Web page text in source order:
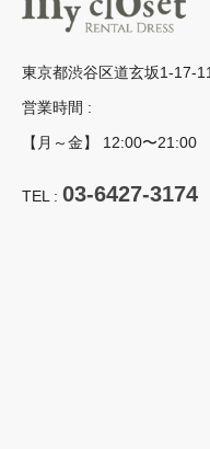
東京都渋谷区道玄坂1-17-
営業時間 :
【月～金】 12:00〜21:00
TEL : 03-6427-3174